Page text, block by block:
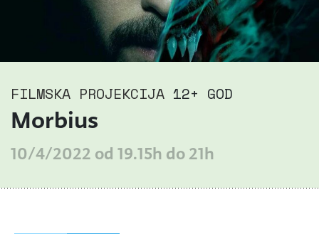
FILMSKA PROJEKCIJA 12+ GOD
Morbius
10/4/2022 od 19.15h do 21h